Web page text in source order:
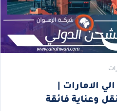
الامارات |